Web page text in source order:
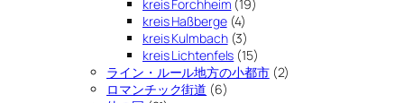
kreis Forchheim (19)
kreis Haßberge(4)
kreis Kulmbach(3)
kreis Lichtenfels (15)
ライン・ルール地方の小都市(2)
ロマンチック街道 (6)